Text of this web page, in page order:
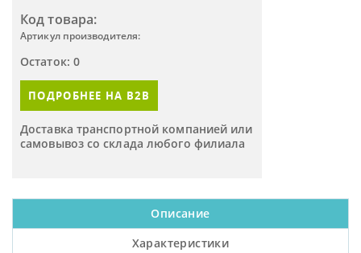
Код товара:
Артикул производителя:
Остаток: 0
ПОДРОБНЕЕ НА B2B
Доставка транспортной компанией или
самовывоз со склада любого филиала
Описание
Характеристики